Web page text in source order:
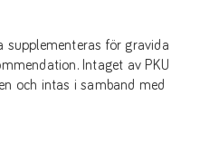
supplementeras för gravida
Intaget av PKU
och intas i samband med